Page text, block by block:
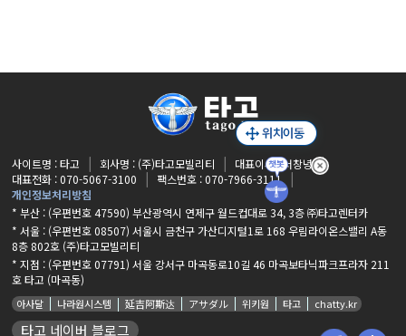
사이트명 : 타고 회사명 : (주)타고모빌리티
대표이사 : 서창녕
대표전화 : 070-5067-3100
팩스번호 : 070-7966-3111
개인정보처리방침
* 부산 : (우편번호 47590) 부산광역시 연제구 월드컵대로 34, 3층 ㈜타고렌터카
* 서울 : (우편번호 08507) 서울시 금천구 가산디지털1로 168 우림라이온스밸리 A동
8층 802호 (주)타고모빌리티
* 지점 : (우편번호 07791) 서울 강서구 마곡동로10길 46 마곡보타닉파크프라자 211
호 타고 (마곡동)
아사달 나라원시스템 延吉阿斯达 アサダル 위키원 타고 chatty.kr
타고 네이버 블로그